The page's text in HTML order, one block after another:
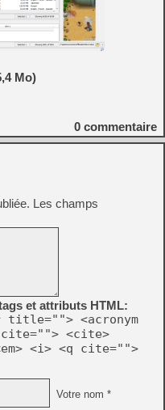
Mo)
0 commentaire
Les champs
et attributs HTML:
<acronym
<cite>
<i> <q cite="">
Votre nom *